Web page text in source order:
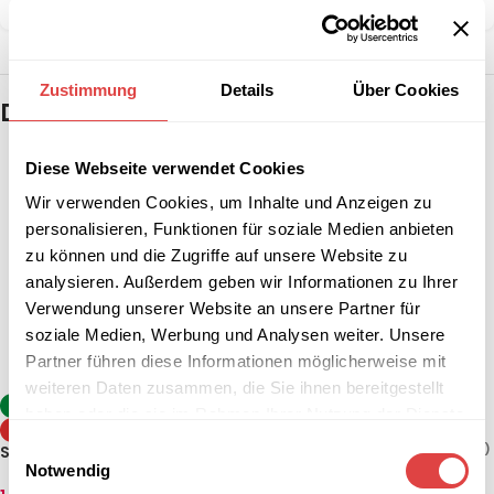
Zustimmung Details Über Cookies
Diese Webseite verwendet Cookies
Wir verwenden Cookies, um Inhalte und Anzeigen zu
personalisieren, Funktionen für soziale Medien anbieten
zu können und die Zugriffe auf unsere Website zu
analysieren. Außerdem geben wir Informationen zu Ihrer
Verwendung unserer Website an unsere Partner für
soziale Medien, Werbung und Analysen weiter. Unsere
Partner führen diese Informationen möglicherweise mit
weiteren Daten zusammen, die Sie ihnen bereitgestellt
Einwilligungsauswahl
Notwendig
Das könnte dir auch gefallen …
Stehtisch Berlin Weiß (2
Größen)
Stehtisch Sevelit / Topalit –
(inkl. MwSt.)
AUSFÜHRUNG WÄHLEN